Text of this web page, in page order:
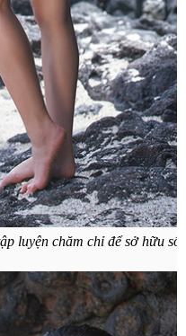
luyện chăm chỉ để sở hữu